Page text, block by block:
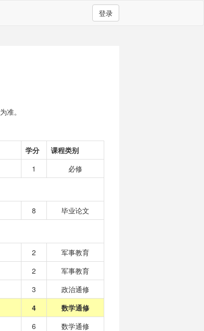
登录
为准。
学分
课程类别
1 必修
8 毕业论文
2
军事教育
2
军事教育
3
政治通修
4
数学通修
6
数学通修